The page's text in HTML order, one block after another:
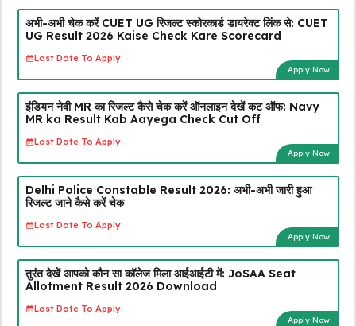
अभी-अभी चेक करें CUET UG रिजल्ट स्कोरकार्ड डायरेक्ट लिंक से: CUET
UG Result 2026 Kaise Check Kare Scorecard
Last Date To Apply:
Apply Now
इंडियन नेवी MR का रिजल्ट कैसे चेक करें ऑनलाइन देखें कट ऑफ: Navy
MR ka Result Kab Aayega Check Cut Off
Last Date To Apply:
Apply Now
Delhi Police Constable Result 2026: अभी-अभी जारी हुआ
रिजल्ट जाने कैसे करें चेक
Last Date To Apply:
Apply Now
तुरंत देखें आपको कौन सा कॉलेज मिला आईआईटी में: JoSAA Seat
Allotment Result 2026 Download
Last Date To Apply:
Apply Now